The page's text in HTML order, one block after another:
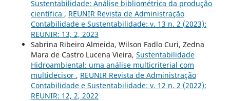
Sustentabilidade: Análise bibliométrica da produção
científica , REUNIR Revista de Administração
Contabilidade e Sustentabilidade: v. 13 n. 2 (2023):
REUNIR: 13, 2, 2023
Sabrina Ribeiro Almeida, Wilson Fadlo Curi, Zedna
Mara de Castro Lucena Vieira, Sustentabilidade
Hidroambiental: uma análise multicriterial com
multidecisor , REUNIR Revista de Administração
Contabilidade e Sustentabilidade: v. 12 n. 2 (2022):
REUNIR: 12, 2, 2022